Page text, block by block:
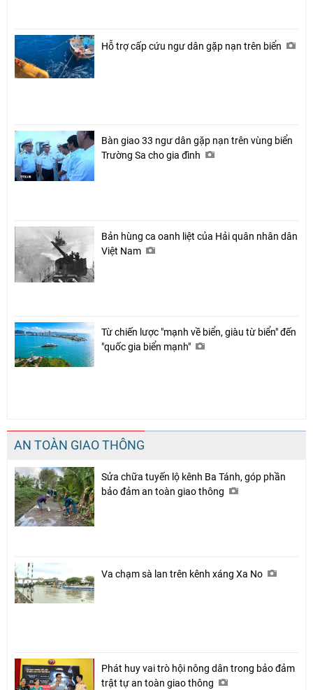
Hỗ trợ cấp cứu ngư dân gặp nạn trên biển
Bàn giao 33 ngư dân gặp nạn trên vùng biển
Trường Sa cho gia đình
Bản hùng ca oanh liệt của Hải quân nhân dân
Việt Nam
Từ chiến lược "mạnh về biển, giàu từ biển" đến
"quốc gia biển mạnh"
AN TOÀN GIAO THÔNG
Sửa chữa tuyến lộ kênh Ba Tánh, góp phần
bảo đảm an toàn giao thông
Va chạm sà lan trên kênh xáng Xa No
Phát huy vai trò hội nông dân trong bảo đảm
trật tự an toàn giao thông